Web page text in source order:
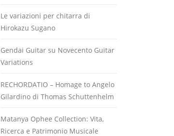
Le variazioni per chitarra di
Hirokazu Sugano
Gendai Guitar su Novecento Guitar
Variations
RECHORDATIO – Homage to Angelo
Gilardino di Thomas Schuttenhelm
Matanya Ophee Collection: Vita,
Ricerca e Patrimonio Musicale